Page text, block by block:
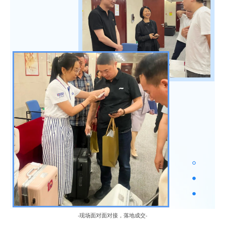
-现场面对面对接，落地成交-